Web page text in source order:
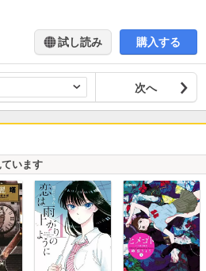
試し読み 購入する
次へ
います